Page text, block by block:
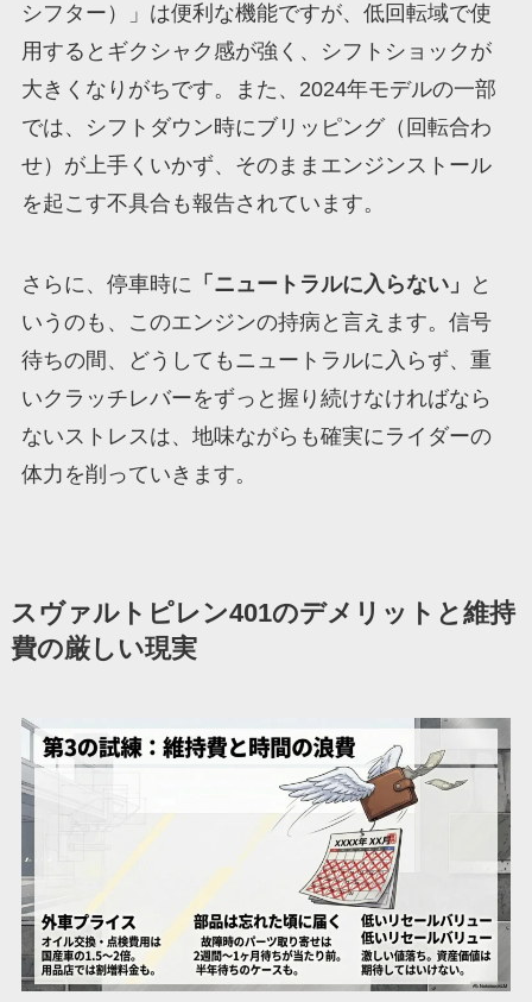
シフター）」は便利な機能ですが、低回転域で使
用するとギクシャク感が強く、シフトショックが
大きくなりがちです。また、2024年モデルの一部
では、シフトダウン時にブリッピング（回転合わ
せ）が上手くいかず、そのままエンジンストール
を起こす不具合も報告されています。
さらに、停車時に 「ニュートラルに入らない」
と
いうのも、このエンジンの持病と言えます。信号
待ちの間、どうしてもニュートラルに入らず、重
いクラッチレバーをずっと握り続けなければなら
ないストレスは、地味ながらも確実にライダーの
体力を削っていきます。
スヴァルトピレン401のデメリットと維持
費の厳しい現実